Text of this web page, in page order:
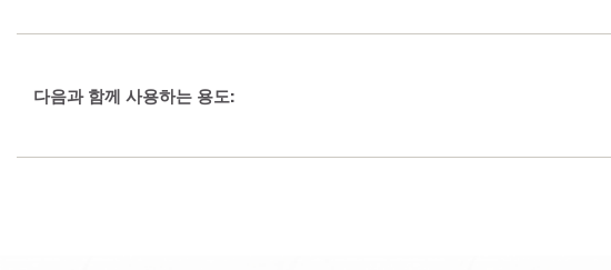
다음과 함께 사용하는 용도: